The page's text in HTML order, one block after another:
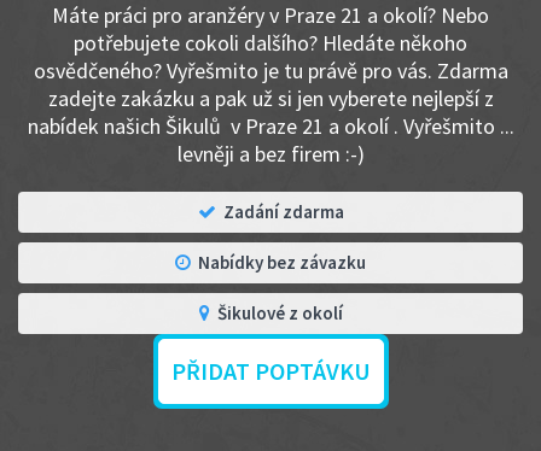
Máte práci pro aranžéry v Praze 21 a okolí? Nebo
potřebujete cokoli dalšího? Hledáte někoho
osvědčeného? Vyřešmito je tu právě pro vás. Zdarma
zadejte zakázku a pak už si jen vyberete nejlepší z
nabídek našich Šikulů v Praze 21 a okolí . Vyřešmito ...
levněji a bez firem :-)
Zadání zdarma
Nabídky bez závazku
Šikulové z okolí
PŘIDAT POPTÁVKU